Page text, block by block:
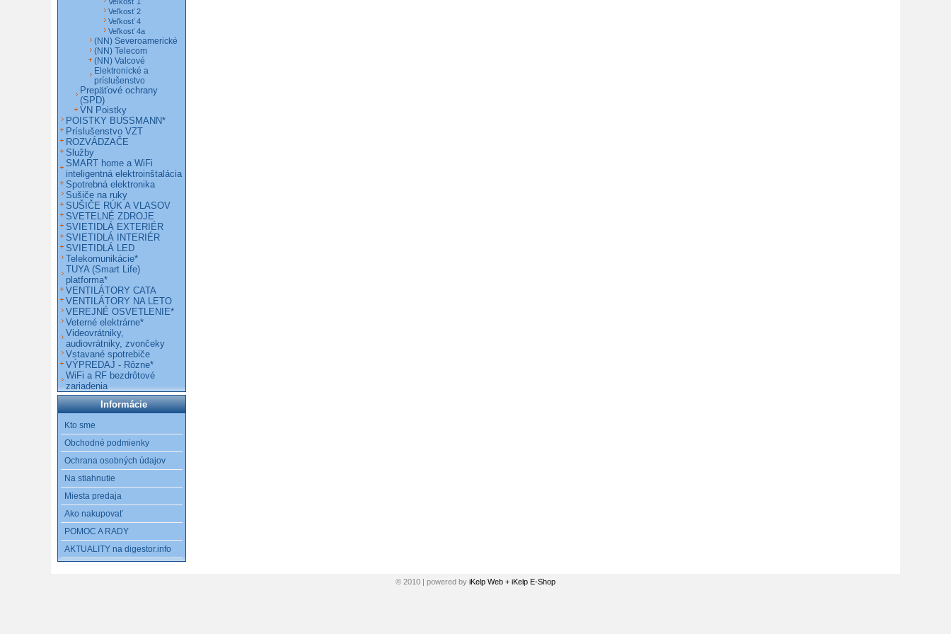
Veľkosť 2
Veľkosť 4
Veľkosť 4a
(NN) Severoamerické
(NN) Telecom
(NN) Valcové
Elektronické a
príslušenstvo
Prepäťové ochrany
(SPD)
VN Poistky
POISTKY BUSSMANN*
Príslušenstvo VZT
ROZVÁDZAČE
Služby
SMART home a WiFi
inteligentná elektroinštalácia
Spotrebná elektronika
Sušiče na ruky
SUŠIČE RÚK A VLASOV
SVETELNÉ ZDROJE
SVIETIDLÁ EXTERIÉR
SVIETIDLÁ INTERIÉR
SVIETIDLÁ LED
Telekomunikácie*
TUYA (Smart Life)
platforma*
VENTILÁTORY CATA
VENTILÁTORY NA LETO
VEREJNÉ OSVETLENIE*
Veterné elektrárne*
Videovrátniky,
audiovrátniky, zvončeky
Vstavané spotrebiče
VÝPREDAJ - Rôzne*
WiFi a RF bezdrôtové
zariadenia
Informácie
Kto sme
Obchodné podmienky
Ochrana osobných údajov
Na stiahnutie
Miesta predaja
Ako nakupovať
POMOC A RADY
AKTUALITY na digestor.info
© 2010 | powered by iKelp Web + iKelp E-Shop